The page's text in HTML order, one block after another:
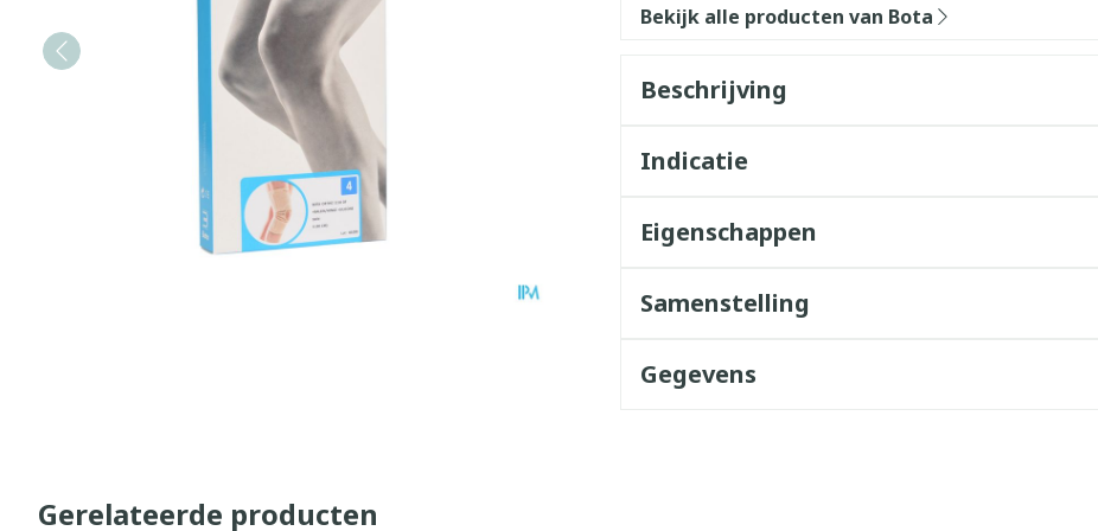
Bekijk alle producten van Bota
Beschrijving
Indicatie
Eigenschappen
Samenstelling
Gegevens
Gerelateerde producten